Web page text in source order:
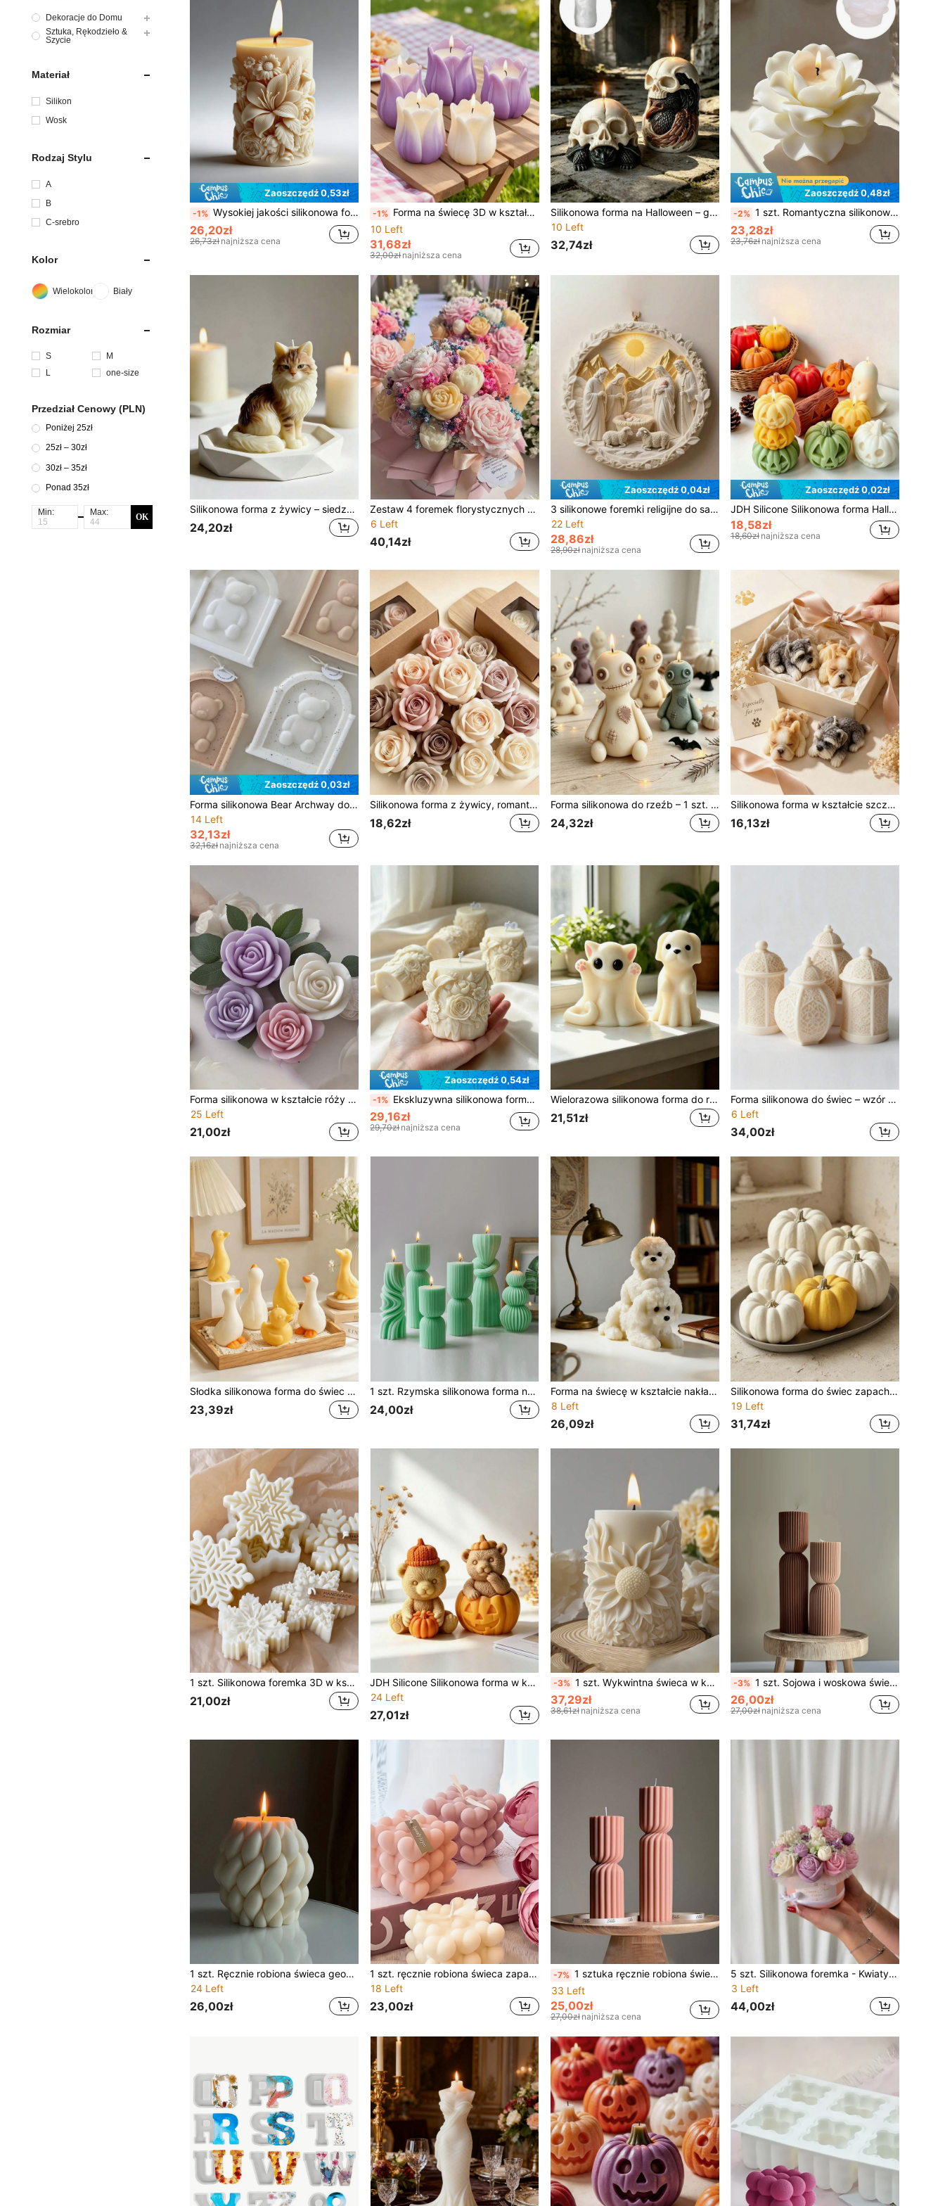
Dekoracje do Domu
Sztuka, Rękodzieło &
Szycie
Materiał
Silikon
Wosk
Rodzaj Stylu
A
B
C-srebro
Kolor
Wielokolorowe Biały
Rozmiar
S
M
L
one-size
Przedział Cenowy (PLN)
Poniżej 25zł
25zł – 30zł
30zł – 35zł
Ponad 35zł
Min: Max: OK
Zaoszczędź 0,53zł
-1% Wysokiej jakości silikonowa forma na świecę w kształcie walca z misternym wzorem lilii, róży i stokrotek – idealna do samodzielnego wyrobu świec, wosku pszczelego i sojowego
26,20zł
26,73złnajniższa cena
-1% Forma na świecę 3D w kształcie kwiatu tulipana – silikonowa forma do ręcznie robionych świec – wzór kwiatowy – idealna na prezent walentynkowy
10 Left
31,68zł
32,00złnajniższa cena
Silikonowa forma na Halloween – gotycka czaszka kruka, w zestawie wzory czaszki, kruka i żółwia – do ręcznego wyrobu świec, żywicy, mydła i wosku – upiorne dekoracje na imprezę halloweenową – DIY w temacie gotyckiego horroru, dekoracje na Halloween, ręczne robienie świec tematycznych, misterne detale, robienie mydła, dekoracja domu, dla pasjonatów rękodzieła
10 Left
32,74zł
Zaoszczędź 0,48zł
-2% 1 szt. Romantyczna silikonowa forma na świecę w kształcie róży do samodzielnego wykonania świeczek z przyprawami, mydła ręcznie robionego i gipsowych ozdób – łatwa do wyjęcia z formy, odporna na ciepło, idealna na walentynkową dekorację domu, dekoracja świecznika, artykuły do wyrobu świec, dekoracyjny świecznik, kwiatowy wzór, trwały materiał do rękodzieła, artykuły do wyrobu świec, dla entuzjastów rękodzieła
23,28zł
23,76zł najniższa cena
Silikonowa forma z żywicy – siedzący kot z długą sierścią, specjalna forma do ręcznie robionych świec z żywicy i dekoracji z gipsu do dyfuzora
24,20zł
Zestaw 4 foremek florystycznych – piwonia, róża, pąki kwiatów i warstwowe kwiaty z liściastymi łodygami – silikonowe formy do rękodzieła z powłoką nieprzywierającą do świec, mydła, żywicy i gipsu – na ślub, urodziny, Dzień Matki, Walentynki, Wielkanoc – pastelowe i żywe kolory – wielokrotnego użytku i łatwe wyjmowanie – idealne do rękodzieła DIY, wystroju wnętrz, tworzenia prezentów – kompatybilne ze świecami zapachowymi, sztuką żywiczną, produkcją mydła, wyrobami gipsowymi – eleganckie wzory kwiatowe do aromaterapii i dekoracji rękodzielniczych
6 Left
40,14zł
Zaoszczędź 0,04zł
3 silikonowe foremki religijne do samodzielnego wykonania mydła, świec i wyrobów z żywicy – łatwe w wykonaniu, czyszczeniu i wyjmowaniu z formy, misterny projekt szopki z Maryją, Józefem, dziećmi i pasterzami, idealne do ręcznie robionych ozdób, materiałów do rękodzieła i dekoracji świątecznych, projekt szopki, szczegółowe wykonanie
22 Left
28,86zł
28,90zł najniższa cena
Zaoszczędź 0,02zł
JDH Silicone Silikonowa forma Halloween z dynią i duchem, z elementami dyni, ducha i palika, idealna do kreatywnych dekoracji na Halloween, obsługuje proces odlewania z żywicy. Ta zabawna dekoracja z dynią i duchem nadaje się na imprezy halloweenowe i do dekoracji domu, wykonana z miękkiego i trwałego silikonu
18,58zł
18,60zł najniższa cena
Zaoszczędź 0,03zł
Forma silikonowa Bear Archway do świec DIY, gipsu aromatycznego, fondantu, kreatywnych ozdób ramek do zdjęć
14 Left
32,13zł
32,16złnajniższa cena
Silikonowa forma z żywicy, romantyczna forma silikonowa z różą z 3D wzorem kwiatowym, do tworzenia świec aromaterapeutycznych i gipsu, DIY forma kwiatowa, do robienia mydeł i rzemiosła z gliny, DIY rękodzieło w kształcie kwiatów. To romantyczny dekoracji domu, również zastosowalny
18,62zł
Forma silikonowa do rzeźb – 1 szt. forma do świecy zapachowej w kształcie lalki z przechyloną głową, siedząca lalka, forma do dekoracji z żywicy i gipsu – do kreatywnego tworzenia świec i dekoracji, urocza forma silikonowa w kształcie lalki
24,32zł
Silikonowa forma w kształcie szczeniaka Miniature Schnauzer, narzędzie do ręcznego robienia świec Bulldog, miękka forma silikonowa do gipsu, żywicy i mydła z łatwym wyjmowaniem, dekoracja domu, prezent na imprezę
16,13zł
Forma silikonowa w kształcie róży do świec DIY - wysokiej jakości formy na świece na prezenty walentynkowe, prezenty urodzinowe i odlewy z kamieni aromaterapeutycznych - łatwe wyjmowanie, trwałe i odporne na ciepło
25 Left
21,00zł
Zaoszczędź 0,54zł
-1% Ekskluzywna silikonowa forma do świec z kwiatowym wzorem róż i lilii – owalna, do świec DIY, ręcznie robionego mydła i rękodzieła, forma do świec aromaterapeutycznych | artystyczny projekt świecy | forma z wykwintnym wzorem, silikonowa forma do świec
29,16zł
29,70złnajniższa cena
Wielorazowa silikonowa forma do rękodzieła z żywicy – urocze kształty leżącego kota i psa z nieregularnymi krawędziami, odpowiednia do gipsu, żywicy epoksydowej i cementu, odporna na wysoką temperaturę, trwała, do DIY, robienia świec, wosku i użytku komercyjnego
21,51zł
Forma silikonowa do świec – wzór arabskiej latarni, używana do dekoracji wnętrz, wesel, festiwali – wielokrotnego użytku forma do wyrobu świec – kompatybilna z woskiem parafinowym, sojowym i żelowym – idealny prezent dla producentów świec i architektów, forma do produkcji świec, projekt architektoniczny, szczegółowy proces.
6 Left
34,00zł
Słodka silikonowa forma do świec w kształcie kaczki, dostępna w dużym i małym rozmiarze, uroczy 3D stojący wzór zwierzęcy, dekoracja domowa i biurkowa z żywicy, dekoracja imprezowa, narzędzie do rękodzieła z gipsu i gliny, towarzysz
23,39zł
1 szt. Rzymska silikonowa forma na świecę w paski - do świec zapachowych, mydła, wosku, odlewów żywicy, dekoracji musu deserowego na ciasto, odpowiednia na walentynki, Wielkanoc, prezenty urodzinowe, dekoracje DIY
24,00zł
Forma na świecę w kształcie nakładającego się zwierzęcia, silikonowa forma na figurkę pluszowego pieska, dekoracja do domu w kształcie zwierząt, do samodzielnego złożenia, nadaje się do świec zapachowych, żywicy, dekoracji, mydła, betonu, gipsu, cementu
8 Left
26,09zł
Silikonowa forma do świec zapachowych z tłoczonym wzorem dyni 3D, odpowiednia do żywicy i mydła, do rękodzieła, idealna na Halloween, Święto Dziękczynienia, jesienną dekorację domu i festiwal zbiorów, ręcznie robione prezenty
19 Left
31,74zł
1 szt. Silikonowa foremka 3D w kształcie płatka śniegu – idealna do świec aromaterapeutycznych i rękodzieła z żywicy – wielokrotnego użytku i elastyczne narzędzie do majsterkowania z kompleksowymi zimowymi wzorami i asymetrycznymi kształtami, idealne do tworzenia wyjątkowych dekoracji świątecznych. Wystrój domu, dekoracje świąteczne, wystrój pokoju, Boże Narodzenie, prezenty świąteczne
21,00zł
JDH Silicone Silikonowa forma w kształcie dyniowego misia, idealna do kreatywnego dekorowania dyniowych włóknianych misiów, odpowiednia do technologii odlewania z żywicy, zabawna dekoracja na imprezy halloweenowe, dekoracja domu, wykonana z elastycznego i trwałego silikonu
24 Left
27,01zł
-3% 1 szt. Wykwintna świeca w kształcie kolumny słonecznika - wyjątkowy kształt słonecznika, zapach białej francuskiej orchidei, charakterystyczny wzór kwiatowy i złożony wzór tekstury, reprezentujący nadzieję, idealna świeca zapachowa | Dekoracja domu | Dekoracja DIY | Dekoracja urodzinowa
37,29zł
38,61zł najniższa cena
-3% 1 szt. Sojowa i woskowa świeca aromaterapeutyczna - bezdymna, długotrwały zapach do wystroju domu, idealna do sypialni i prezentów DIY, odpowiednia do dekoracji domu, kominka, salonu, centralnej dekoracji, biura, prezentów walentynkowych, zestawów świec, świec aromaterapeutycznych, prezentów dla przyjaciół, prezentów dla kobiet
26,00zł
27,00zł najniższa cena
1 szt. Ręcznie robiona świeca geometryczna aromaterapeutyczna, może być zapalana i używana jako dekoracja artystyczna do domu na Halloween, upiorny, jesienny, festiwal, święta Bożego Narodzenia, zima, święta, festiwal, wystrój pokoju, prezenty
24 Left
26,00zł
1 szt. ręcznie robiona świeca zapachowa w kształcie serca, sześcienna, wyjątkowy romantyczny prezent na Dzień Ojca, Walentynki/rocznicę/urodziny męża, świeca sojowa o zapachu lawendy, dekoracja na zakończenie szkoły, dekoracja świąteczna, wystrój pokoju, prezent świąteczny
18 Left
23,00zł
-7% 1 sztuka ręcznie robiona świeca w paski dekoracja prezent świąteczny odświeżający zapach do wnętrz świeży i długotrwały aromaterapia świeca aromaterapeutyczna odpowiednia do dekoracji domu, kominka, pokoju, salonu, dekoracji centralnej, biura, idealny prezent na walentynki, Święto Dziękczynienia, Boże Narodzenie, Halloween, Wielkanoc, urodziny i prezenty dekoracyjne do domu ukończenie szkoły, ślub
33 Left
25,00zł
27,00zł najniższa cena
5 szt. Silikonowa foremka - Kwiaty róży, wzór Misia Miłości, nadaje się do świec DIY, mydła, wyrobów glinianych - idealny prezent dla dziewczyny, młodych ludzi, rodziny - idealny na Wielkanoc, Walentynki, urodziny, dekorację domu
3 Left
44,00zł